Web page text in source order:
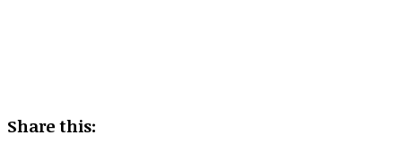
Share this: